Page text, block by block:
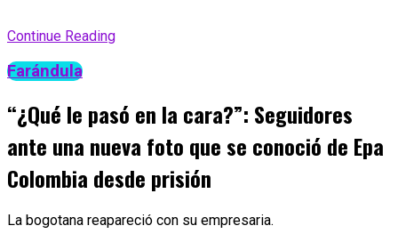
Continue Reading
Farándula
“¿Qué le pasó en la cara?”: Seguidores
ante una nueva foto que se conoció de Epa
Colombia desde prisión
La bogotana reapareció con su empresaria.